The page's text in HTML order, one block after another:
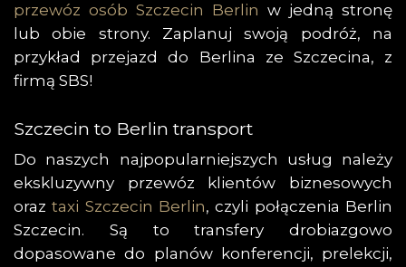
przewóz osób Szczecin Berlin w jedną stronę
lub obie strony. Zaplanuj swoją podróż, na
przykład przejazd do Berlina ze Szczecina, z
firmą SBS!
Szczecin to Berlin transport
Do naszych najpopularniejszych usług należy
ekskluzywny przewóz klientów biznesowych
oraztaxi Szczecin Berlin, czyli połączenia Berlin
Szczecin. Są to transfery drobiazgowo
dopasowane do planów konferencji, prelekcji,